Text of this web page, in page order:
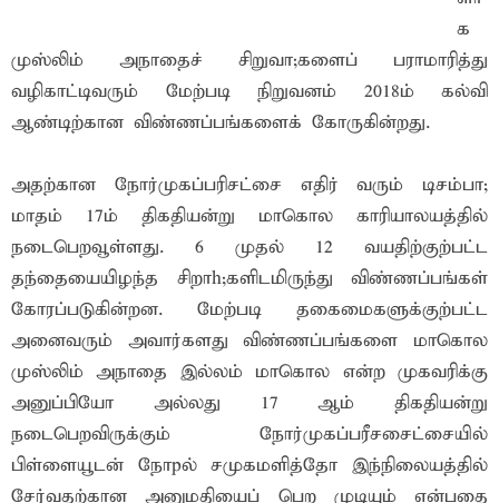
க
முஸ்லிம் அநாதைச் சிறுவா;களைப் பராமாரித்து
வழிகாட்டிவரும் மேற்படி நிறுவனம் 2018ம் கல்வி
ஆண்டிற்கான விண்ணப்பங்களைக் கோருகின்றது.
அதற்கான நோர்முகப்பரிசட்சை எதிர் வரும் டிசம்பா;
மாதம் 17ம் திகதியன்று மாகொல காரியாலயத்தில்
நடைபெறவூள்ளது. 6 முதல் 12 வயதிற்குற்பட்ட
தந்தையையிழந்த சிறாh;களிடமிருந்து விண்ணப்பங்கள்
கோரப்படுகின்றன. மேற்படி தகைமைகளுக்குற்பட்ட
அனைவரும் அவார்களது விண்ணப்பங்களை மாகொல
முஸ்லிம் அநாதை இல்லம் மாகொல என்ற முகவரிக்கு
அனுப்பியோ அல்லது 17 ஆம் திகதியன்று
நடைபெறவிருக்கும் நோர்முகப்பரீசசைட்சையில்
பிள்ளையூடன் நோpல் சமுகமளித்தோ இந்நிலையத்தில்
சேர்வதற்கான அனுமதியைப் பெற முடியும் என்பதை